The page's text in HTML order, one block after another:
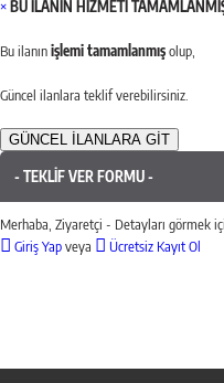
× BU İLANIN HİZMETİ
Bu ilanınişlemi tamamlanmışolup,
Güncel ilanlara teklif verebilirsiniz.
GÜNCEL İLANLARA GİT
- TEKLİF VER FORMU -
Merhaba, Ziyaretçi - Detayları görmek
Giriş Yapveya Ücretsiz Kayıt Ol